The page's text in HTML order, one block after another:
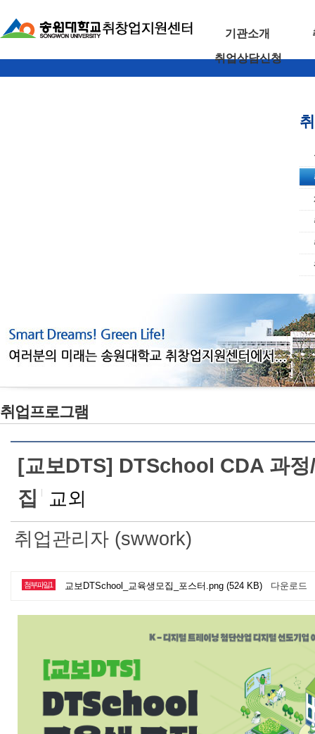
기관소개
취업상담신청
취업프로그램
[교보DTS] DTSchool CDA 과
집
교외
취업관리자 (swwork)
첨부파일1 교보DTSchool_교육생모집_포스터.png (524 KB) 다운로드